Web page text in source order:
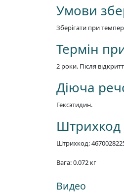
Умови
Зберігати при
Термін
2 роки. Після
Діюча
Гексэтидин.
Штрихкод
Штрихкод:
Вага: 0.072 кг
Видео